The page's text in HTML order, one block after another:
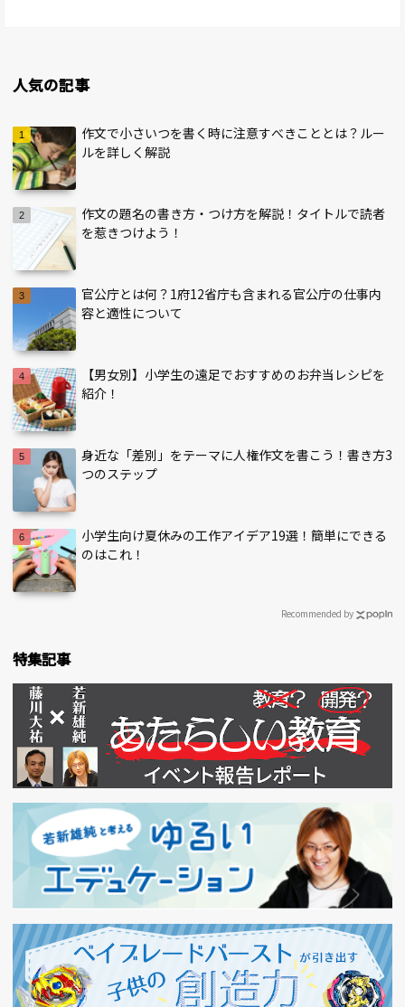
人気の記事
作文で小さいつを書く時に注意すべきこととは？ルー
ルを詳しく解説
作文の題名の書き方・つけ方を解説！タイトルで読者
を惹きつけよう！
官公庁とは何？1府12省庁も含まれる官公庁の仕事内
容と適性について
【男女別】小学生の遠足でおすすめのお弁当レシピを
紹介！
身近な「差別」をテーマに人権作文を書こう！書き方3
つのステップ
小学生向け夏休みの工作アイデア19選！簡単にできる
のはこれ！
Recommended by
特集記事